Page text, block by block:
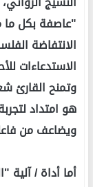
"عاصفة بكل ما
الاستدعاءات
وتمنح القارئ
هو امتداد
ويضاعف من